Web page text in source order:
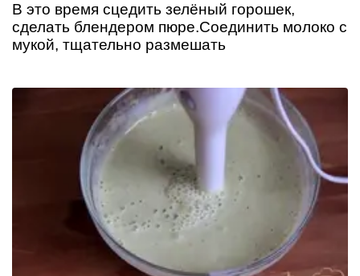
В это время сцедить зелёный горошек,
сделать блендером пюре.Соединить молоко с
мукой, тщательно размешать